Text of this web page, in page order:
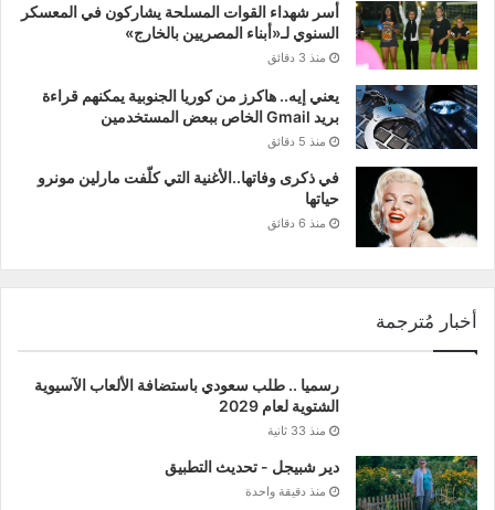
أسر شهداء القوات المسلحة يشاركون في المعسكر
السنوي لـ«أبناء المصريين بالخارج»
منذ 3 دقائق
يعني إيه.. هاكرز من كوريا الجنوبية يمكنهم قراءة
بريد Gmail الخاص ببعض المستخدمين
منذ 5 دقائق
في ذكرى وفاتها..الأغنية التي كلّفت مارلين مونرو
حياتها
منذ 6 دقائق
أخبار مُترجمة
رسميا .. طلب سعودي باستضافة الألعاب الآسيوية
الشتوية لعام 2029
منذ 33 ثانية
دير شبيجل - تحديث التطبيق
منذ دقيقة واحدة